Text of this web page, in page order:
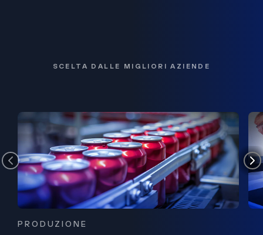
SCELTA DALLE MIGLIORI AZIENDE
PRODUZIONE